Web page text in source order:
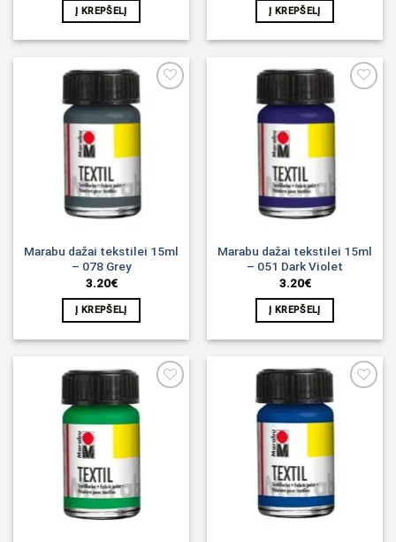
Į KREPŠELĮ Į KREPŠELĮ
Marabu dažai tekstilei 15ml
– 078 Grey
3.20€
Į KREPŠELĮ
Marabu dažai tekstilei 15ml
– 051 Dark Violet
3.20€
Į KREPŠELĮ